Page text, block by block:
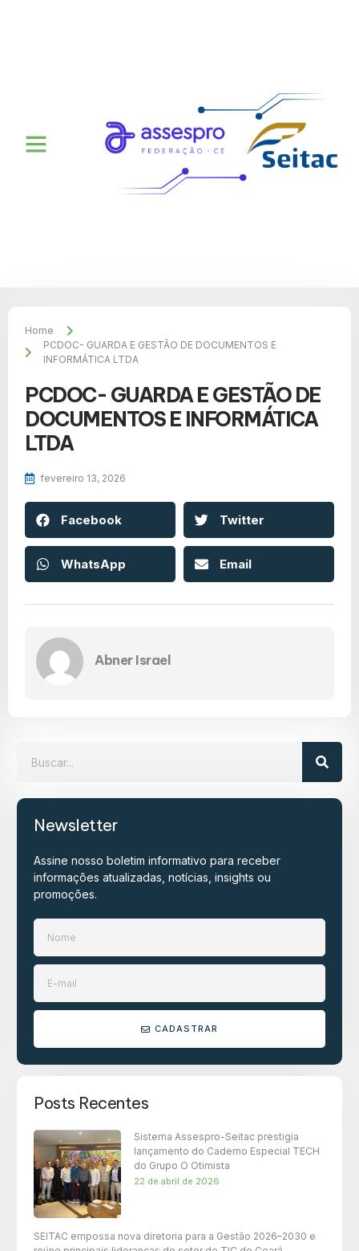
Home
PCDOC- GUARDA E GESTÃO DE DOCUMENTOS E
INFORMÁTICA LTDA
PCDOC- GUARDA E GESTÃO DE
DOCUMENTOS E INFORMÁTICA
LTDA
fevereiro 13, 2026
Facebook Twitter
WhatsApp Email
Abner Israel
Newsletter
Assine nosso boletim informativo para receber
informações atualizadas, notícias, insights ou
promoções.​
CADASTRAR
Posts Recentes
Sistema Assespro-Seitac prestigia
lançamento do Caderno Especial TECH
do Grupo O Otimista
22 de abril de 2026
SEITAC empossa nova diretoria para a Gestão 2026–2030 e